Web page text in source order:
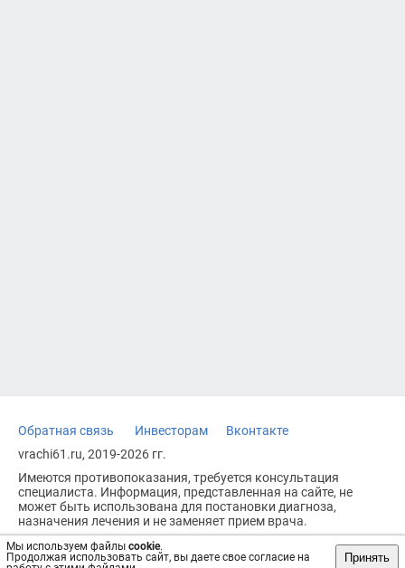
Мы используем файлы cookie.
Продолжая использовать сайт, вы даете свое согласие на
Принять
Обратная связь Инвесторам
Вконтакте
vrachi61.ru, 2019-2026 гг.
Имеются противопоказания, требуется консультация
специалиста. Информация, представленная на сайте, не
может быть использована для постановки диагноза,
назначения лечения и не заменяет прием врача.
Возрастное ограничение: 18+